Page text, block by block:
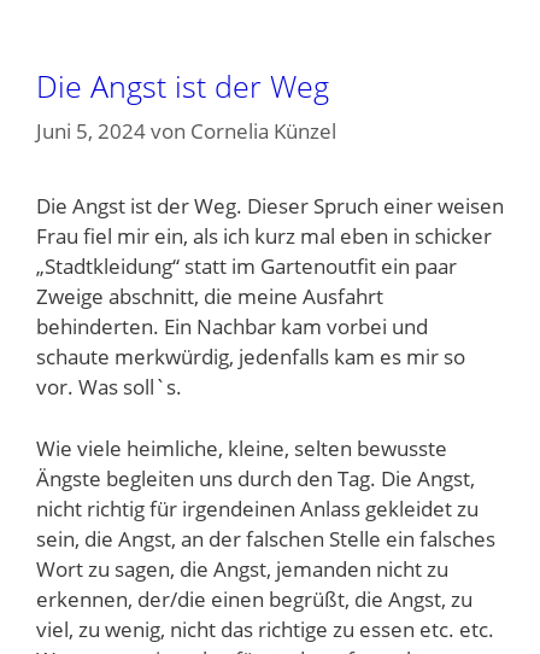
Die Angst ist der Weg
Juni 5, 2024von Cornelia Künzel
Die Angst ist der Weg. Dieser Spruch einer weisen
Frau fiel mir ein, als ich kurz mal eben in schicker
„Stadtkleidung“ statt im Gartenoutfit ein paar
Zweige abschnitt, die meine Ausfahrt
behinderten. Ein Nachbar kam vorbei und
schaute merkwürdig, jedenfalls kam es mir so
vor. Was soll`s.
Wie viele heimliche, kleine, selten bewusste
Ängste begleiten uns durch den Tag. Die Angst,
nicht richtig für irgendeinen Anlass gekleidet zu
sein, die Angst, an der falschen Stelle ein falsches
Wort zu sagen, die Angst, jemanden nicht zu
erkennen, der/die einen begrüßt, die Angst, zu
viel, zu wenig, nicht das richtige zu essen etc. etc.